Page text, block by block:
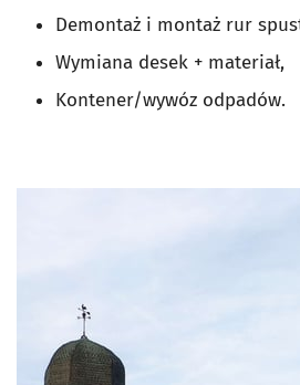
Demontaż i montaż rur
Wymiana desek + materiał,
Kontener/wywóz odpadów.